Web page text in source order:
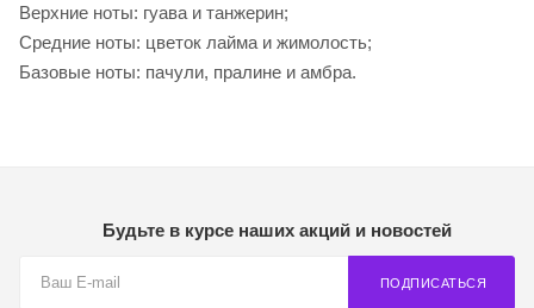
Верхние ноты: гуава и танжерин;
Средние ноты: цветок лайма и жимолость;
Базовые ноты: пачули, пралине и амбра.
Будьте в курсе наших акций и новостей
ПОДПИСАТЬСЯ